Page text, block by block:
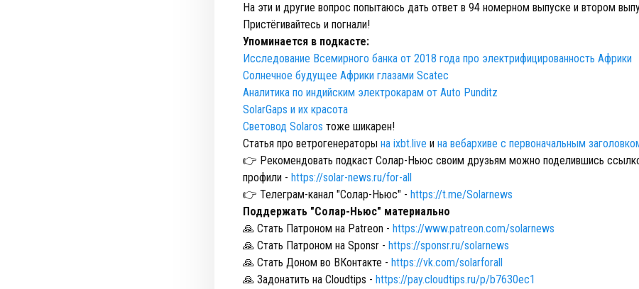
На эти и другие вопрос попытаюсь дать ответ в 94 номерном выпуске и втором
Пристёгивайтесь и погнали!
Упоминается в подкасте:
Исследование Всемирного банка от 2018 года про электрифицированность Африки
Солнечное будущее Африки глазами Scatec
Аналитика по индийским электрокарам от Auto Punditz
SolarGaps и их красота
Световод Solaros тоже шикарен!
Статья про ветрогенераторы на ixbt.live и на вебархиве с первоначальным
👉 Рекомендовать подкаст Солар-Ньюс своим друзьям можно поделившись
профили - https://solar-news.ru/for-all
👉 Телеграм-канал "Солар-Ньюс" - https://t.me/Solarnews
Поддержать "Солар-Ньюс" материально
🙏 Стать Патроном на Patreon - https://www.patreon.com/solarnews
🙏 Стать Патроном на Sponsr - https://sponsr.ru/solarnews
🙏 Стать Доном во ВКонтакте - https://vk.com/solarforall
🙏 Задонатить на Cloudtips - https://pay.cloudtips.ru/p/b7630ec1